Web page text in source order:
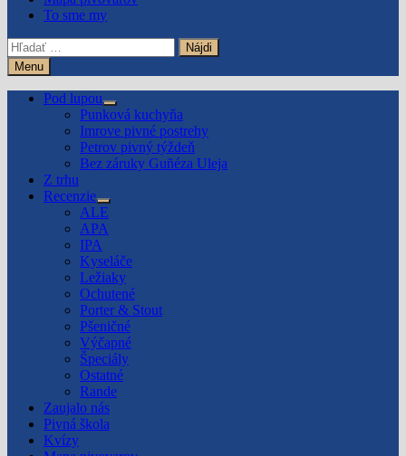
To sme my
Hľadať:
Menu
Pod lupou
Show
sub
menu
Punková kuchyňa
Imrove pivné postrehy
Petrov pivný týždeň
Bez záruky Guñéza Uleja
Z trhu
Recenzie
Show
sub
menu
ALE
APA
IPA
Kyseláče
Ležiaky
Ochutené
Porter & Stout
Pšeničné
Výčapné
Špeciály
Ostatné
Rande
Zaujalo nás
Pivná škola
Kvízy